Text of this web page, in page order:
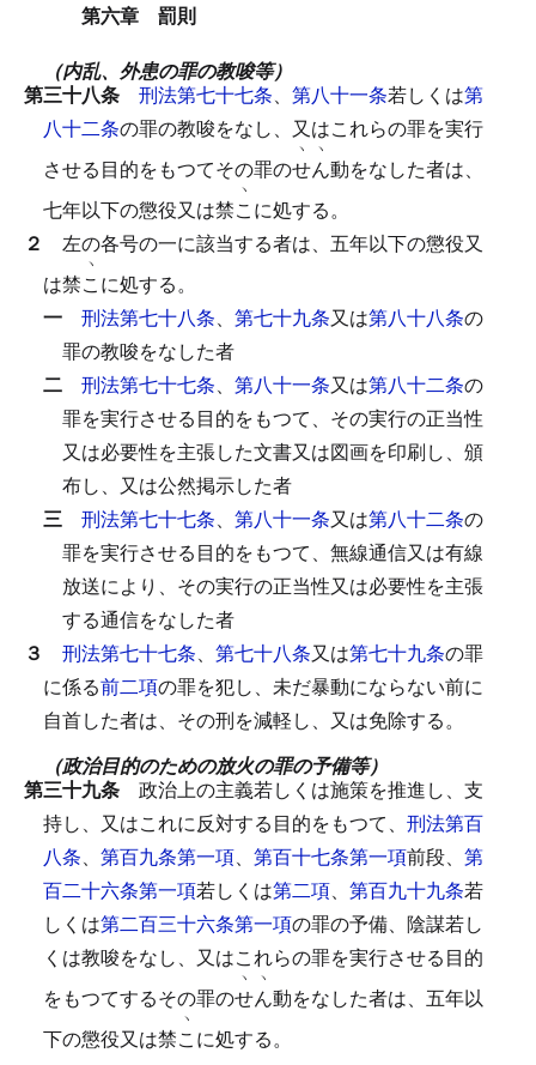
第六章 罰則
（内乱、外患の罪の教唆等）
第三十八条 刑法第七十七条、 第八十一条若しくは第
八十二条の罪の教唆をなし、又はこれらの罪を実行
させる目的をもつてその罪のせ
ヽ
ん
ヽ
動をなした者は、
七年以下の懲役又は禁こ
ヽ
に処する。
２ 左の各号の一に該当する者は、五年以下の懲役又
は禁こ
ヽ
に処する。
一 刑法第七十八条、 第七十九条又は第八十八条の
罪の教唆をなした者
二 刑法第七十七条、 第八十一条又は第八十二条の
罪を実行させる目的をもつて、その実行の正当性
又は必要性を主張した文書又は図画を印刷し、頒
布し、又は公然掲示した者
三 刑法第七十七条、 第八十一条又は第八十二条の
罪を実行させる目的をもつて、無線通信又は有線
放送により、その実行の正当性又は必要性を主張
する通信をなした者
３ 刑法第七十七条、 第七十八条又は第七十九条の罪
に係る前二項の罪を犯し、未だ暴動にならない前に
自首した者は、その刑を減軽し、又は免除する。
（政治目的のための放火の罪の予備等）
第三十九条 政治上の主義若しくは施策を推進し、支
持し、又はこれに反対する目的をもつて、 刑法第百
八条、 第百九条第一項、 第百十七条第一項前段、 第
百二十六条第一項若しくは第二項、 第百九十九条若
しくは第二百三十六条第一項の罪の予備、陰謀若し
くは教唆をなし、又はこれらの罪を実行させる目的
をもつてするその罪のせ
ヽ
ん
ヽ
動をなした者は、五年以
下の懲役又は禁こ
ヽ
に処する。